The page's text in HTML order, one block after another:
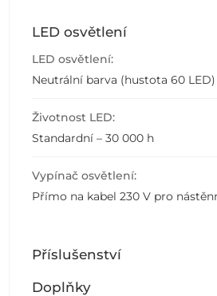
LED osvětlení
LED osvětlení:
Neutrální barva (hustota 60 LED)
Životnost LED:
Standardní – 30 000 h
Vypínač osvětlení:
Přímo na kabel 230 V pro
Příslušenství
Doplňky